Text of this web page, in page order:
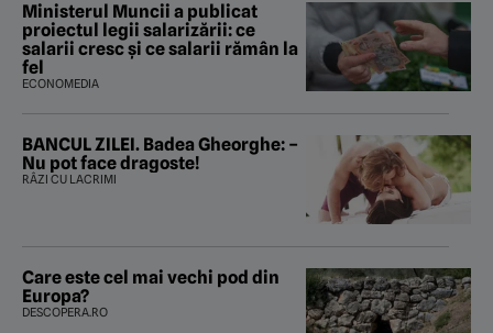
Ministerul Muncii a publicat
proiectul legii salarizării: ce
salarii cresc și ce salarii rămân la
fel
ECONOMEDIA
BANCUL ZILEI. Badea Gheorghe: –
Nu pot face dragoste!
RÂZI CU LACRIMI
Care este cel mai vechi pod din
Europa?
DESCOPERA.RO